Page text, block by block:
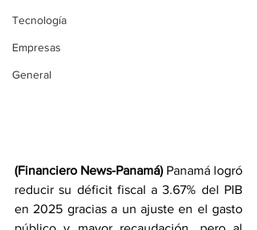
Tecnología
Empresas
General
(Financiero News-Panamá) Panamá logró
reducir su déficit fiscal a 3.67% del PIB
en 2025 gracias a un ajuste en el gasto